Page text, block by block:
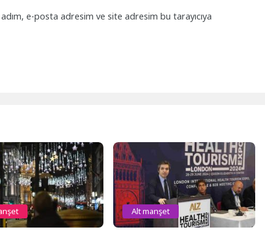
e-posta adresim ve site adresim bu tarayıcıya
Alt manşet